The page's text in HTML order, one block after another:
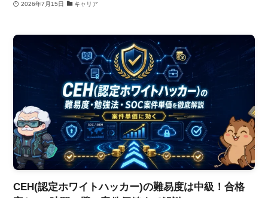
2026年7月15日 キャリア
CEH(認定ホワイトハッカー)の難易度は中級！合格